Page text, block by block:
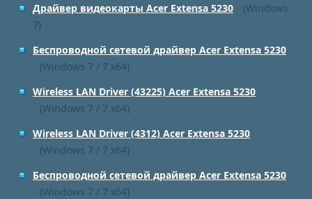
Драйвер видеокарты Acer Extensa 5230
(Windows
7)
Беспроводной сетевой драйвер Acer Extensa 5230
(Windows 7 / 7 x64)
Wireless LAN Driver (43225) Acer Extensa 5230
(Windows 7 / 7 x64)
Wireless LAN Driver (4312) Acer Extensa 5230
(Windows 7 / 7 x64)
Беспроводной сетевой драйвер Acer Extensa 5230
(Windows 7 / 7 x64)